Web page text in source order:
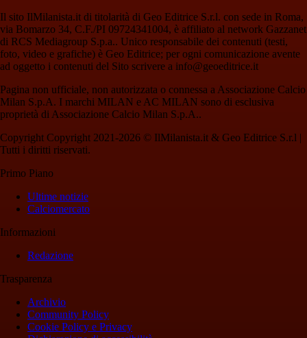
Il sito IlMilanista.it di titolarità di Geo Editrice S.r.l. con sede in Roma,
via Bomarzo 34, C.F./PI 09724341004, è affiliato al network Gazzanet
di RCS Mediagroup S.p.a.. Unico responsabile dei contenuti (testi,
foto, video e grafiche) è Geo Editrice; per ogni comunicazione avente
ad oggetto i contenuti del Sito scrivere a info@geoeditrice.it
Pagina non ufficiale, non autorizzata o connessa a Associazione Calcio
Milan S.p.A. I marchi MILAN e AC MILAN sono di esclusiva
proprietà di Associazione Calcio Milan S.p.A..
Copyright Copyright 2021-2026 © IlMilanista.it & Geo Editrice S.r.l |
Tutti i diritti riservati.
Primo Piano
Ultime notizie
Calciomercato
Informazioni
Redazione
Trasparenza
Archivio
Community Policy
Cookie Policy e Privacy